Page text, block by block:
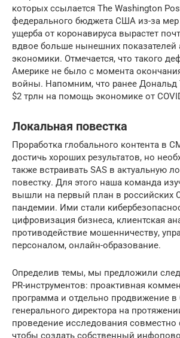
которых ссылается The Washington
федерального бюджета США из-за
ущерба от коронавируса вырастет
вдвое больше нынешних показателей
экономики. Отмечается, что такого
Америке не было с момента
войны. Напомним, что ранее
$2 трлн на помощь экономике от
Локальная повестка
Проработка глобального контента в
достичь хороших результатов, но
также встраивать SAS в актуальную
повестку. Для этого наша команда
вышли на первый план в российских
пандемии. Ими стали
цифровизация бизнеса, клиентская
противодействие мошенничеству,
персоналом, онлайн-образование.
Определив темы, мы предложили
PR-инструментов: проактивная
программа и отдельно продвижение
генерального директора на
проведение исследования совместно
чтобы создать собственный